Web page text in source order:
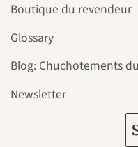
Boutique du revendeur
Glossary
Blog: Chuchotements
Newsletter